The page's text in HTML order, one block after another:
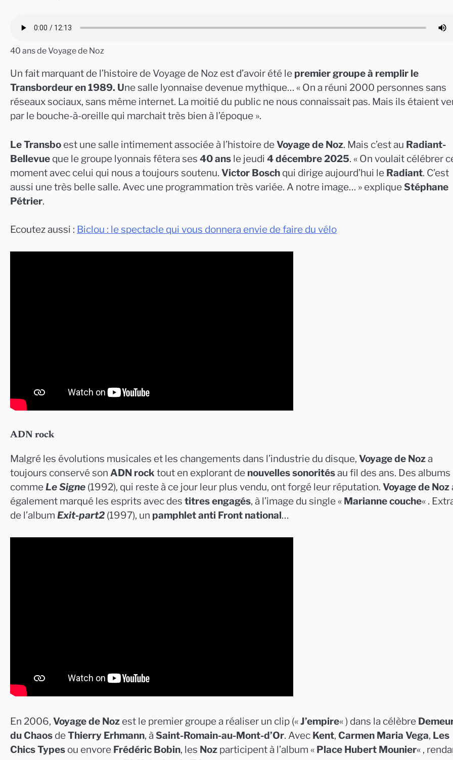
40 ans de Voyage de Noz
Un fait marquant de l’histoire de Voyage de Noz est d’avoir été le premier groupe à remplir le
Transbordeur en 1989. Une salle lyonnaise devenue mythique… « On a réuni 2000 personnes sans
réseaux sociaux, sans même internet. La moitié du public ne nous connaissait pas. Mais ils étaient
par le bouche-à-oreille qui marchait très bien à l’époque ».
Le Transbo est une salle intimement associée à l’histoire deVoyage de Noz. Mais c’est au Radiant-
Bellevue que le groupe lyonnais fêtera ses 40 ans le jeudi 4 décembre 2025. « On voulait célébrer
moment avec celui qui nous a toujours soutenu. Victor Bosch qui dirige aujourd’hui le Radiant. C’est
aussi une très belle salle. Avec une programmation très variée. A notre image… » expliqueStéphane
Pétrier.
Ecoutez aussi : Biclou : le spectacle qui vous donnera envie de faire du vélo
ADN rock
Malgré les évolutions musicales et les changements dans l’industrie du disque, Voyage de Noza
toujours conservé son ADN rock tout en explorant de nouvelles sonoritésau fil des ans. Des albums
commeLe Signe (1992), qui reste à ce jour leur plus vendu, ont forgé leur réputation. Voyage de Noz
également marqué les esprits avec des titres engagés, à l’image du single « Marianne couche« .
de l’album Exit-part2 (1997), un pamphlet anti Front national…
En 2006, Voyage de Noz est le premier groupe a réaliser un clip («J’empire« ) dans la célèbre
du Chaos deThierry Erhmann, à Saint-Romain-au-Mont-d’Or. Avec Kent, Carmen Maria Vega, Les
Chics Types ou envore Frédéric Bobin, les Noz participent à l’album « Place Hubert Mounier« ,